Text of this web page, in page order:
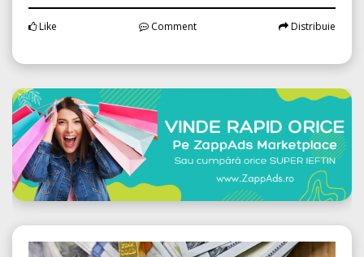
Like Comment Distribuie